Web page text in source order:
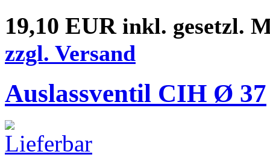
19,10 EUR inkl. gesetzl.
zzgl. Versand
Auslassventil CIH Ø 37